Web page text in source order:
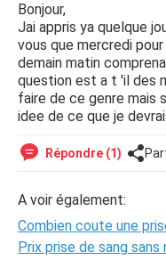
Bonjour,
Jai appris ya quelque
vous que mercredi
demain matin
question est a t 'il des
faire de ce genre mais
idee de ce que je
Répondre (1)
A voir également:
Combien coute une
Prix prise de sang